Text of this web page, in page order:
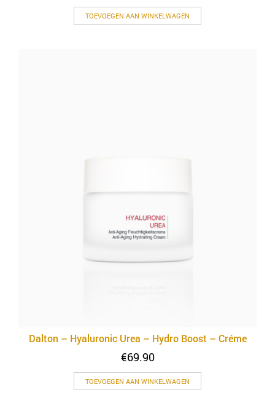
TOEVOEGEN AAN WINKELWAGEN
Dalton – Hyaluronic Urea – Hydro Boost – Créme
€69.90
TOEVOEGEN AAN WINKELWAGEN